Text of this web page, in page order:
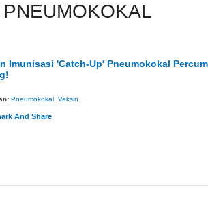
Imunisasi 'Catch-Up' Pneumokokal
Pneumokokal Vaksin